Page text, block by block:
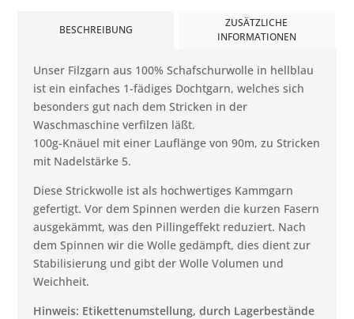
BESCHREIBUNG
ZUSÄTZLICHE
INFORMATIONEN
Unser Filzgarn aus 100% Schafschurwolle in hellblau
ist ein einfaches 1-fädiges Dochtgarn, welches sich
besonders gut nach dem Stricken in der
Waschmaschine verfilzen läßt.
100g-Knäuel mit einer Lauflänge von 90m, zu Stricken
mit Nadelstärke 5.
Diese Strickwolle ist als hochwertiges Kammgarn
gefertigt. Vor dem Spinnen werden die kurzen Fasern
ausgekämmt, was den Pillingeffekt reduziert. Nach
dem Spinnen wir die Wolle gedämpft, dies dient zur
Stabilisierung und gibt der Wolle Volumen und
Weichheit.
Hinweis: Etikettenumstellung, durch Lagerbestände